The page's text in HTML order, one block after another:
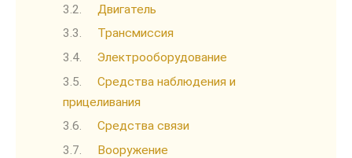
Двигатель
Трансмиссия
Электрооборудование
Средства наблюдения и
прицеливания
Средства связи
Вооружение